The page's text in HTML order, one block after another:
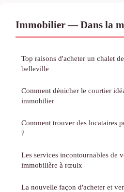
Immobilier — Dans la
Top raisons d'acheter un chalet
belleville
Comment dénicher le courtier
immobilier
Comment trouver des locataires
?
Les services incontournables de
immobilière à rœulx
La nouvelle façon d'acheter et